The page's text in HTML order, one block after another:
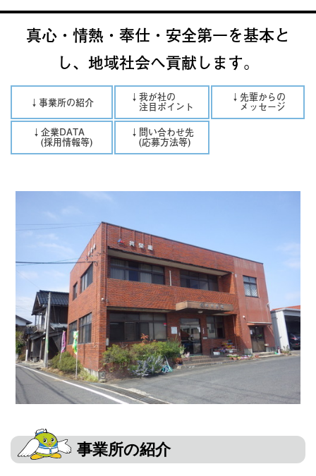
真心・情熱・奉仕・安全第一を基本と
し、地域社会へ貢献します。
↓事業所の紹介 ↓我が社の
注目ポイント
↓先輩からの
メッセージ
↓企業DATA
(採用情報等)
↓問い合わせ先
(応募方法等)
事業所の紹介